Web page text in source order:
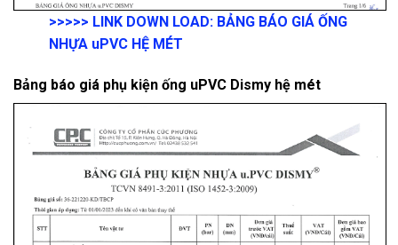
>>>>> LINK DOWN LOAD: BẢNG BÁO GIÁ ỐNG
NHỰA uPVC HỆ MÉT
Bảng báo giá phụ kiện ống uPVC Dismy hệ mét